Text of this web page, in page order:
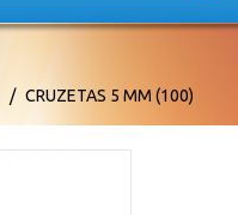
CRUZETAS 5 MM (100)